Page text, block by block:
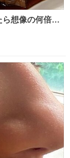
想像の何倍も